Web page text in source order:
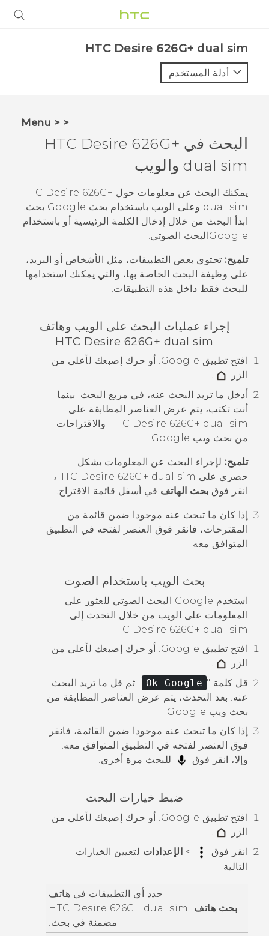
VIVE
VIVERSE
البرامج + التطبيقات
الدعم
أجهزة HTC والملحقات
HTC Desire 626G+ dual sim‎
أدلة المستخدم
< < Menu
البحث في HTC Desire 626G+
dual sim والويب
يمكنك البحث عن معلومات حول HTC Desire 626G+
dual sim وعلى الويب باستخدام بحث Google بحث.
ابدأ البحث من خلال إدخال الكلمة الرئيسية أو باستخدام
Google البحث الصوتي.
تلميح: تحتوي بعض التطبيقات، مثل الأشخاص أو البريد،
على وظيفة البحث الخاصة بها، والتي يمكنك استخدامها
للبحث فقط داخل هذه التطبيقات.
إجراء عمليات البحث على الويب وهاتف
HTC Desire 626G+ dual sim
افتح تطبيق Google. أو حرك إصبعك لأعلى من
الزر
.
أدخل ما تريد البحث عنه، في مربع البحث. بينما
أنت تكتب، يتم عرض العناصر المطابقة على
HTC Desire 626G+ dual sim والاقتراحات
من بحث ويب Google
.
تلميح: لإجراء البحث عن المعلومات بشكل
حصري على HTC Desire 626G+ dual sim،
انقر فوق بحث الهاتف في أسفل قائمة الاقتراح.
إذا كان ما تبحث عنه موجودا ضمن قائمة من
المقترحات، فانقر فوق العنصر لفتحه في التطبيق
المتوافق معه.
بحث الويب باستخدام الصوت
استخدم Google البحث الصوتي للعثور على
المعلومات على الويب من خلال التحدث إلى
HTC Desire 626G+ dual sim
افتح تطبيق Google . أو حرك إصبعك لأعلى من
الزر
قل كلمة "‍ Ok Google "‍ ثم قل ما تريد البحث
عنه. بعد التحدث، يتم عرض العناصر المطابقة من
بحث ويب Google
.
إذا كان ما تبحث عنه موجودا ضمن القائمة، فانقر
فوق العنصر لفتحه في التطبيق المتوافق معه.
وإلا، انقر فوق
للبحث مرة أخرى.
ضبط خيارات البحث
افتح تطبيق Google . أو حرك إصبعك لأعلى من
الزر
انقر فوق
> الإعدادات لتعيين الخيارات
التالية:
بحث هاتف
حدد أي التطبيقات في هاتف
HTC Desire 626G+ dual sim
مضمنة في بحث.